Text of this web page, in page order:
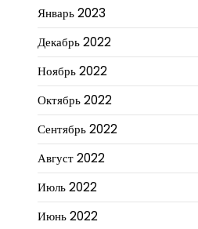
Январь 2023
Декабрь 2022
Ноябрь 2022
Октябрь 2022
Сентябрь 2022
Август 2022
Июль 2022
Июнь 2022